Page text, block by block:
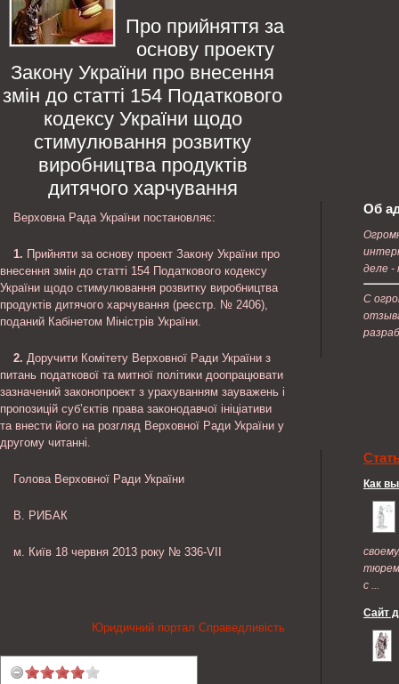
Про прийняття за
основу проекту
Закону України про внесення
змін до статті 154 Податкового
кодексу України щодо
стимулювання розвитку
виробництва продуктів
дитячого харчування
Верховна Рада України постановляє:
1. Прийняти за основу проект Закону України про
внесення змін до статті 154 Податкового кодексу
України щодо стимулювання розвитку виробництва
продуктів дитячого харчування (реєстр. № 2406),
поданий Кабінетом Міністрів України.
2. Доручити Комітету Верховної Ради України з
питань податкової та митної політики доопрацювати
зазначений законопроект з урахуванням зауважень і
пропозицій суб’єктів права законодавчої ініціативи
та внести його на розгляд Верховної Ради України у
другому читанні.
Голова Верховної Ради України
В. РИБАК
м. Київ 18 червня 2013 року № 336-VII
Юридичний портал Справедливість
Об
деле -
С
Как
с ...
Сайт